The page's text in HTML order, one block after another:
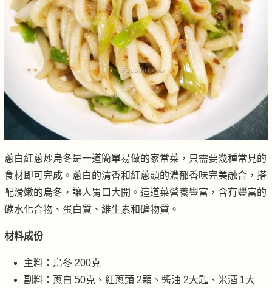
蔥白紅蔥炒烏冬是一道簡單易做的家常菜，只需要幾種常見的
食材即可完成。蔥白的清香和紅蔥頭的濃郁香味完美融合，搭
配滑嫩的烏冬，讓人胃口大開。這道菜營養豐富，含有豐富的
碳水化合物、蛋白質、維生素和礦物質。
材料成份
主料：烏冬 200克
副料：蔥白 50克、紅蔥頭 2顆、醬油 2大匙、米酒 1大